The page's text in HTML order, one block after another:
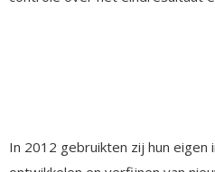
In 2012 gebruikten zij hun